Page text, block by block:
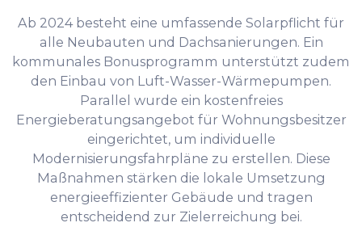
Ab 2024 besteht eine umfassende Solarpflicht für
alle Neubauten und Dachsanierungen. Ein
kommunales Bonusprogramm unterstützt zudem
den Einbau von Luft-Wasser-Wärmepumpen.
Parallel wurde ein kostenfreies
Energieberatungsangebot für Wohnungsbesitzer
eingerichtet, um individuelle
Modernisierungsfahrpläne zu erstellen. Diese
Maßnahmen stärken die lokale Umsetzung
energieeffizienter Gebäude und tragen
entscheidend zur Zielerreichung bei.